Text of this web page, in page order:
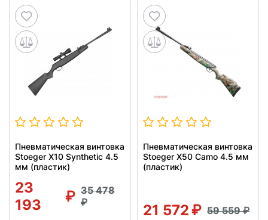
Пневматическая винтовка
Stoeger X10 Synthetic 4.5
мм (пластик)
23
193
35 478
Пневматическая винтовка
Stoeger X50 Camo 4.5 мм
(пластик)
21 572 59 559